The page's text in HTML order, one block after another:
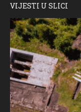
VIJESTI U SLICI